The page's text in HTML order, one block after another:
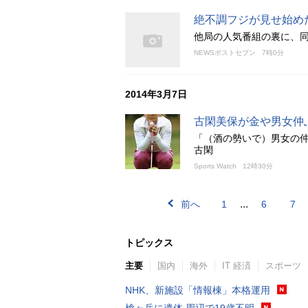
絶不調フジが見せ始め
他局の人気番組の裏に、
NEWSポストセブン 7時0分
2014年3月7日
古閑美保が金や男女仲
「（酒の勢いで）男女の
古閑
Sports Watch 12時30分
前へ 1 ... 6 7
トピックス
主要 国内 海外 IT 経済 スポーツ
NHK、新施設「情報棟」本格運用